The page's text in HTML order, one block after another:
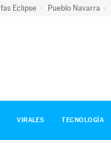
Eclipse Pueblo Navarra
VIRALES TECNOLOGÍA